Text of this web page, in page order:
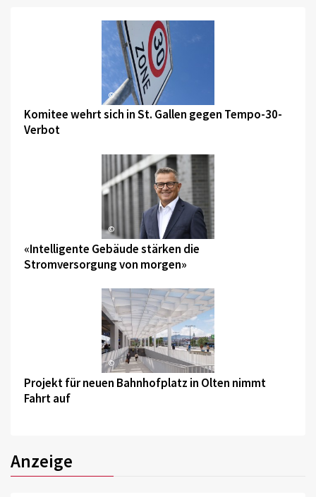
©
Komitee wehrt sich in St. Gallen gegen Tempo-30-
Verbot
©
«Intelligente Gebäude stärken die
Stromversorgung von morgen»
©
Projekt für neuen Bahnhofplatz in Olten nimmt
Fahrt auf
Anzeige